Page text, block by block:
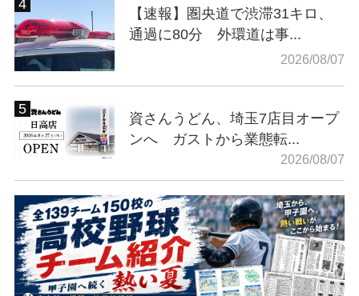
【速報】圏央道で渋滞31キロ、
通過に80分 外環道は事...
2026/08/07
資さんうどん、埼玉7店目オープ
ンへ ガストから業態転...
2026/08/07